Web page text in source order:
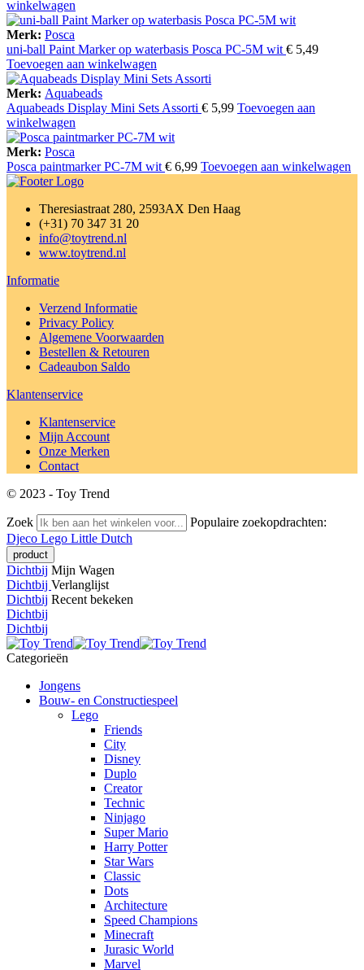
winkelwagen
Merk: Posca
uni-ball Paint Marker op waterbasis Posca PC-5M wit € 5,49
Toevoegen aan winkelwagen
Merk: Aquabeads
Aquabeads Display Mini Sets Assorti € 5,99 Toevoegen aan
winkelwagen
Merk: Posca
Posca paintmarker PC-7M wit € 6,99 Toevoegen aan winkelwagen
Theresiastraat 280, 2593AX Den Haag
(+31) 70 347 31 20
info@toytrend.nl
www.toytrend.nl
Informatie
Verzend Informatie
Privacy Policy
Algemene Voorwaarden
Bestellen & Retouren
Cadeaubon Saldo
Klantenservice
Klantenservice
Mijn Account
Onze Merken
Contact
© 2023 - Toy Trend
Zoek
Populaire zoekopdrachten:
Djeco Lego Little Dutch
Dichtbij Mijn Wagen
Dichtbij Verlanglijst
Dichtbij Recent bekeken
Dichtbij
Dichtbij
Categorieën
Jongens
Bouw- en Constructiespeel
Lego
Friends
City
Disney
Duplo
Creator
Technic
Ninjago
Super Mario
Harry Potter
Star Wars
Classic
Dots
Architecture
Speed Champions
Minecraft
Jurasic World
Marvel